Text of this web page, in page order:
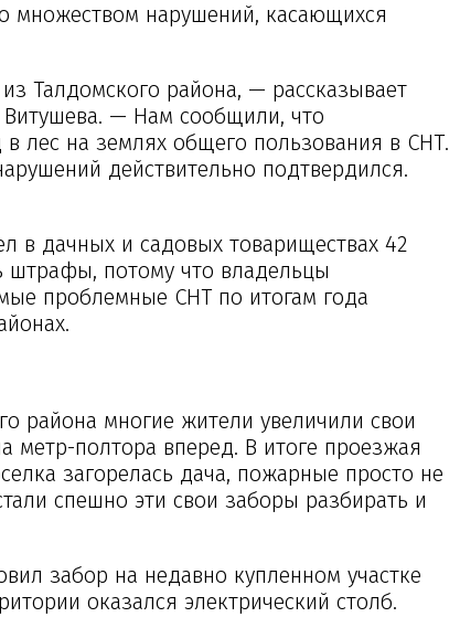
множеством нарушений, касающихся
Талдомского района, — рассказывает
Витушева. — Нам сообщили, что
лес на землях общего пользования в СНТ.
действительно подтвердился.
в дачных и садовых товариществах 42
штрафы, потому что владельцы
проблемные СНТ по итогам года
района многие жители увеличили свои
метр-полтора вперед. В итоге проезжая
загорелась дача, пожарные просто не
спешно эти свои заборы разбирать и
забор на недавно купленном участке
оказался электрический столб.